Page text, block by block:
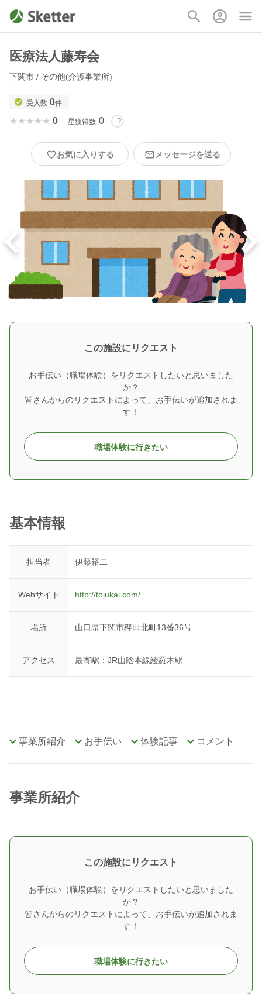
医療法人藤寿会
下関市 / その他(介護事業所)
受入数 0件
★★★★★
★★★★★ 0 星獲得数 0
お気に入りする メッセージを送る
この施設にリクエスト
お手伝い（職場体験）をリクエストしたいと思いました
か？
皆さんからのリクエストによって、お手伝いが追加されま
す！
職場体験に行きたい
基本情報
担当者 伊藤裕二
Webサイト http://tojukai.com/
場所 山口県下関市稗田北町13番36号
アクセス 最寄駅：JR山陰本線綾羅木駅
事業所紹介 お手伝い 体験記事 コメント
事業所紹介
この施設にリクエスト
お手伝い（職場体験）をリクエストしたいと思いました
か？
皆さんからのリクエストによって、お手伝いが追加されま
す！
職場体験に行きたい